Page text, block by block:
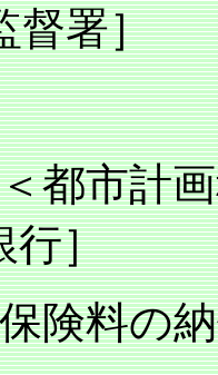
督署］
都市計
行］
険料の